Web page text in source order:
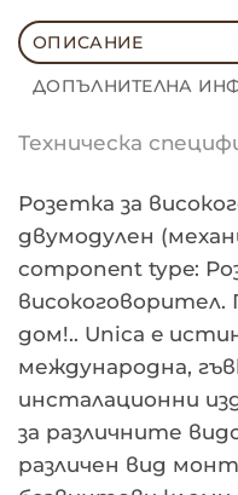
ОПИСАНИЕ
ДОПЪЛНИТЕЛНА
Техническа
Розетка за
двумодулен
component type:
високоговорител.
дом!.. Unica e
международна,
инсталационни
за различните
различен вид